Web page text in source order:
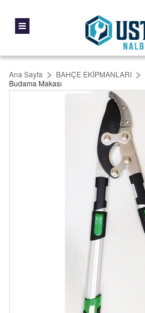
Ana Sayfa BAHÇE EKİPMANLARI
Budama Makası